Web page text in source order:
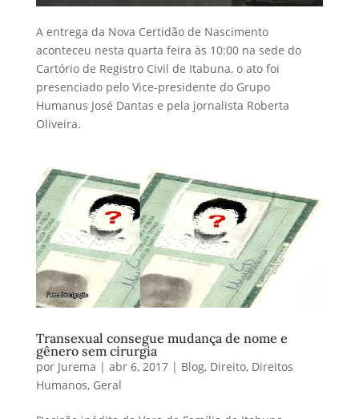
A entrega da Nova Certidão de Nascimento
aconteceu nesta quarta feira às 10:00 na sede do
Cartório de Registro Civil de Itabuna, o ato foi
presenciado pelo Vice-presidente do Grupo
Humanus José Dantas e pela jornalista Roberta
Oliveira.
Transexual consegue mudança de nome e
gênero sem cirurgia
por Jurema | abr 6, 2017| Blog, Direito, Direitos
Humanos, Geral